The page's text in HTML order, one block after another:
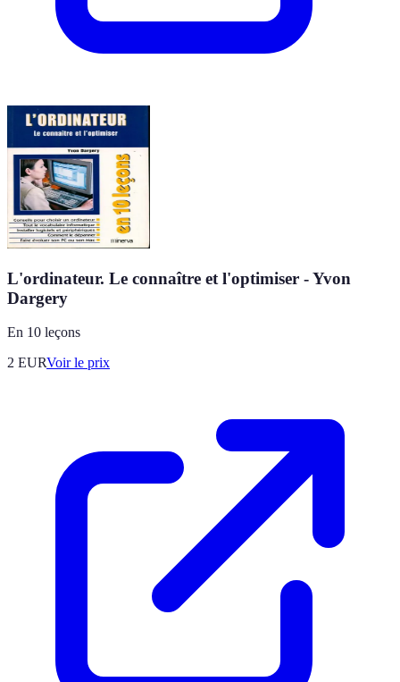
L'ordinateur. Le connaître et l'optimiser - Yvon
Dargery
En 10 leçons
2 EURVoir le prix